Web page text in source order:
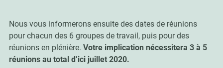
Nous vous informerons ensuite des dates de réunions
pour chacun des 6 groupes de travail, puis pour des
réunions en plénière. Votre implication nécessitera 3 à 5
réunions au total d’ici juillet 2020.